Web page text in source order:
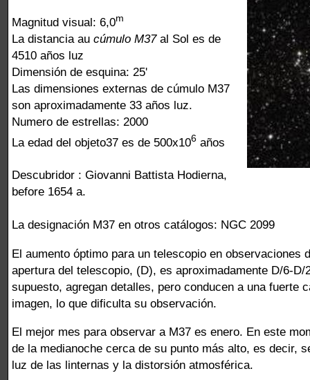
Magnitud visual: 6,0m
La distancia au cúmulo M37al Sol es de
4510 años luz
Dimensión de esquina: 25'
Las dimensiones externas de cúmulo M37
son aproximadamente 33 años luz.
Numero de estrellas: 2000
La edad del objeto37 es de 500x106 años
Descubridor : Giovanni Battista Hodierna,
before 1654 a.
La designación M37 en otros catálogos: NGC 2099
El aumento óptimo para un telescopio en observaciones
apertura del telescopio, (D), es aproximadamente D/6-
supuesto, agregan detalles, pero conducen a una fuerte
imagen, lo que dificulta su observación.
El mejor mes para observar a M37 es enero. En este
de la medianoche cerca de su punto más alto, es decir,
luz de las linternas y la distorsión atmosférica.